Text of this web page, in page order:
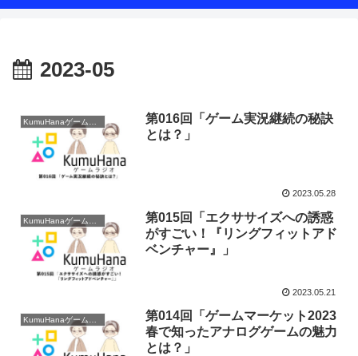
2023-05
KumuHanaゲームラジオ
第016回「ゲーム実況継続の秘訣
とは？」
2023.05.28
第015回「エクササイズへの誘惑
がすごい！『リングフィットアド
ベンチャー』」
2023.05.21
第014回「ゲームマーケット2023
春で知ったアナログゲームの魅力
とは？」